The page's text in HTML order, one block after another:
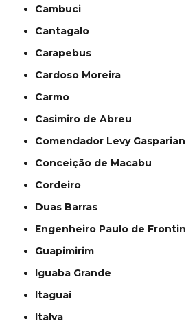
Cambuci
Cantagalo
Carapebus
Cardoso Moreira
Carmo
Casimiro de Abreu
Comendador Levy Gasparian
Conceição de Macabu
Cordeiro
Duas Barras
Engenheiro Paulo de Frontin
Guapimirim
Iguaba Grande
Itaguaí
Italva